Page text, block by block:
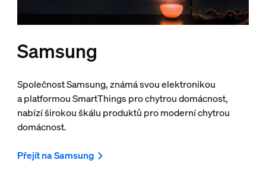
Samsung
Společnost Samsung, známá svou elektronikou
a platformou SmartThings pro chytrou domácnost,
nabízí širokou škálu produktů pro moderní chytrou
domácnost.
Přejít na Samsung